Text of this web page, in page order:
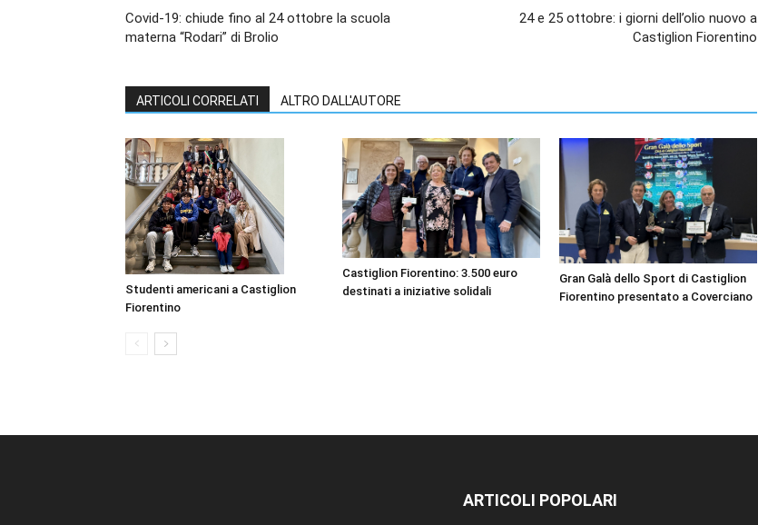
Covid-19: chiude fino al 24 ottobre la scuola
materna “Rodari” di Brolio
24 e 25 ottobre: i giorni dell’olio nuovo a
Castiglion Fiorentino
ARTICOLI CORRELATI ALTRO DALL'AUTORE
Studenti americani a Castiglion
Fiorentino
Castiglion Fiorentino: 3.500 euro
destinati a iniziative solidali
Gran Galà dello Sport di Castiglion
Fiorentino presentato a Coverciano
ARTICOLI POPOLARI